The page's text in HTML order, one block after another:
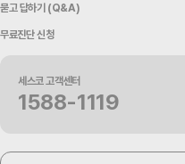
묻고 답하기 (Q&A)
무료진단 신청
세스코 고객센터
1588-1119